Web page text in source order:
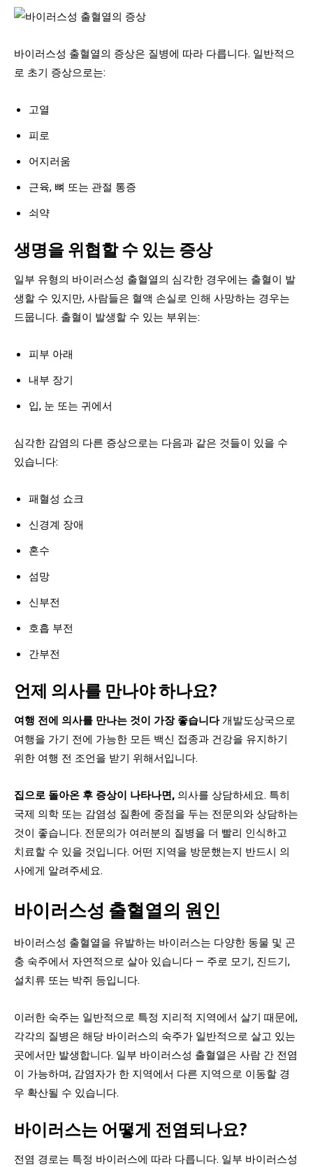
바이러스성 출혈열의 증상은 질병에 따라 다릅니다. 일반적으
로 초기 증상으로는:
고열
피로
어지러움
근육, 뼈 또는 관절 통증
쇠약
생명을 위협할 수 있는 증상
일부 유형의 바이러스성 출혈열의 심각한 경우에는 출혈이 발
생할 수 있지만, 사람들은 혈액 손실로 인해 사망하는 경우는
드뭅니다. 출혈이 발생할 수 있는 부위는:
피부 아래
내부 장기
입, 눈 또는 귀에서
심각한 감염의 다른 증상으로는 다음과 같은 것들이 있을 수
있습니다:
패혈성 쇼크
신경계 장애
혼수
섬망
신부전
호흡 부전
간부전
언제 의사를 만나야 하나요?
여행 전에 의사를 만나는 것이 가장 좋습니다개발도상국으로
여행을 가기 전에 가능한 모든 백신 접종과 건강을 유지하기
위한 여행 전 조언을 받기 위해서입니다.
집으로 돌아온 후 증상이 나타나면, 의사를 상담하세요. 특히
국제 의학 또는 감염성 질환에 중점을 두는 전문의와 상담하는
것이 좋습니다. 전문의가 여러분의 질병을 더 빨리 인식하고
치료할 수 있을 것입니다. 어떤 지역을 방문했는지 반드시 의
사에게 알려주세요.
바이러스성 출혈열의 원인
바이러스성 출혈열을 유발하는 바이러스는 다양한 동물 및 곤
충 숙주에서 자연적으로 살아 있습니다 — 주로 모기, 진드기,
설치류 또는 박쥐 등입니다.
이러한 숙주는 일반적으로 특정 지리적 지역에서 살기 때문에,
각각의 질병은 해당 바이러스의 숙주가 일반적으로 살고 있는
곳에서만 발생합니다. 일부 바이러스성 출혈열은 사람 간 전염
이 가능하며, 감염자가 한 지역에서 다른 지역으로 이동할 경
우 확산될 수 있습니다.
바이러스는 어떻게 전염되나요?
전염 경로는 특정 바이러스에 따라 다릅니다. 일부 바이러스성